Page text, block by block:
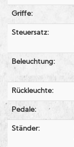
Griffe:
Steuersatz:
Beleuchtung:
Rückleuchte:
Pedale:
Ständer: